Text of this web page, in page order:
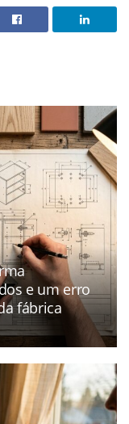
e um erro
fábrica